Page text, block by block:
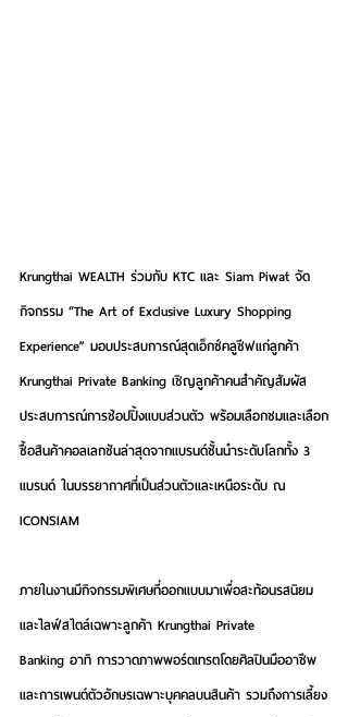
Krungthai WEALTH ร่วมกับ KTC และ Siam Piwat จัด
กิจกรรม “The Art of Exclusive Luxury Shopping
Experience” มอบประสบการณ์สุดเอ็กซ์คลูซีฟแก่ลูกค้า
Krungthai Private Banking เชิญลูกค้าคนสำคัญสัมผัส
ประสบการณ์การช้อปปิ้งแบบส่วนตัว พร้อมเลือกชมและเลือก
ซื้อสินค้าคอลเลกชันล่าสุดจากแบรนด์ชั้นนำระดับโลกทั้ง 3
แบรนด์ ในบรรยากาศที่เป็นส่วนตัวและเหนือระดับ ณ
ICONSIAM
ภายในงานมีกิจกรรมพิเศษที่ออกแบบมาเพื่อสะท้อนรสนิยม
และไลฟ์สไตล์เฉพาะลูกค้า Krungthai Private
Banking อาทิ การวาดภาพพอร์ตเทรตโดยศิลปินมืออาชีพ
และการเพนต์ตัวอักษรเฉพาะบุคคลบนสินค้า รวมถึงการเลี้ยง